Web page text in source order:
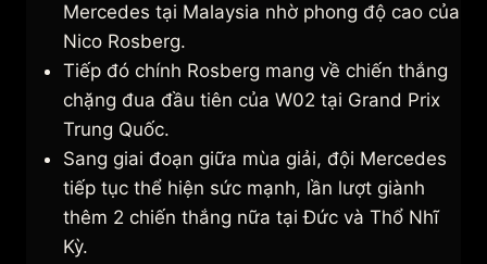
Mercedes tại Malaysia nhờ phong độ cao của
Nico Rosberg.
Tiếp đó chính Rosberg mang về chiến thắng
chặng đua đầu tiên của W02 tại Grand Prix
Trung Quốc.
Sang giai đoạn giữa mùa giải, đội Mercedes
tiếp tục thể hiện sức mạnh, lần lượt giành
thêm 2 chiến thắng nữa tại Đức và Thổ Nhĩ
Kỳ.